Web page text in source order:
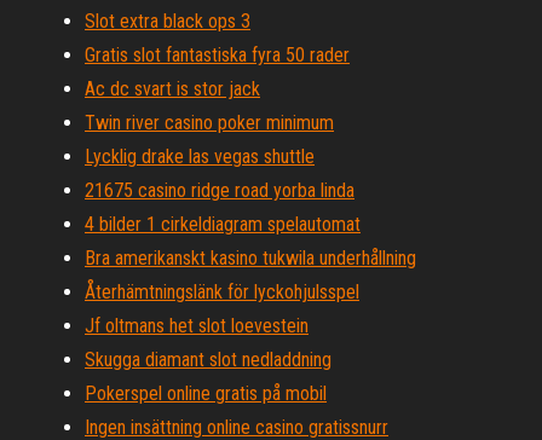
Slot extra black ops 3
Gratis slot fantastiska fyra 50 rader
Ac dc svart is stor jack
Twin river casino poker minimum
Lycklig drake las vegas shuttle
21675 casino ridge road yorba linda
4 bilder 1 cirkeldiagram spelautomat
Bra amerikanskt kasino tukwila underhållning
Återhämtningslänk för lyckohjulsspel
Jf oltmans het slot loevestein
Skugga diamant slot nedladdning
Pokerspel online gratis på mobil
Ingen insättning online casino gratissnurr